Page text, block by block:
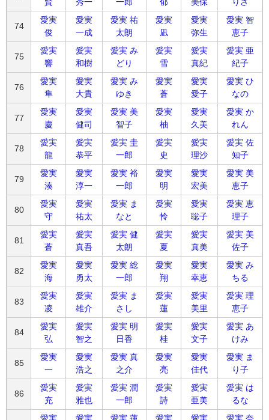
74
愛実
俊
愛実
一成
愛実 祐
太朗
愛実
凪
愛実
弥生
愛実 智
恵子
75
愛実
響
愛実
和樹
愛実 み
どり
愛実
雪
愛実
真紀
愛実 亜
紀子
76
愛実
隼
愛実
大貴
愛実 み
ゆき
愛実
蒼
愛実
愛子
愛実 ひ
なの
77
愛実
慶
愛実
健司
愛実 美
智子
愛実
柚
愛実
久美
愛実 か
れん
78
愛実
龍
愛実
恭平
愛実 圭
一郎
愛実
史
愛実
理沙
愛実 佐
知子
79
愛実
湊
愛実
淳一
愛実 裕
一郎
愛実
明
愛実
宏美
愛実 美
恵子
80
愛実
守
愛実
祐太
愛実 ま
なと
愛実
怜
愛実
聡子
愛実 恵
理子
81
愛実
蒼
愛実
真吾
愛実 健
太朗
愛実
夏
愛実
真美
愛実 美
佐子
82
愛実
海
愛実
勇太
愛実 総
一郎
愛実
翔
愛実
幸恵
愛実 み
ちる
83
愛実
凌
愛実
雄介
愛実 ま
さし
愛実
蓮
愛実
美里
愛実 理
恵子
84
愛実
弘
愛実
智之
愛実 明
日香
愛実
桂
愛実
文子
愛実 あ
けみ
85
愛実
一
愛実
浩之
愛実 真
之介
愛実
亮
愛実
佳代
愛実 ま
り子
86
愛実
充
愛実
雅也
愛実 潤
一郎
愛実
詩
愛実
亜美
愛実 は
るな
愛実 愛実 愛実 蓮 愛実 愛実 愛実 奈